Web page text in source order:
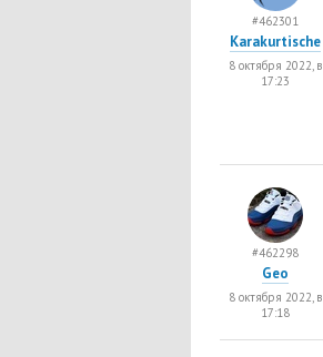
#462301
Karakurtische
8 октября 2022, в
17:23
#462298
Geo
8 октября 2022, в
17:18